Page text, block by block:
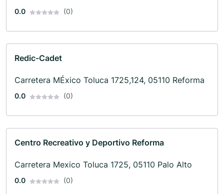
0.0 (0)
Redic-Cadet
Carretera MÉxico Toluca 1725,124, 05110 Reforma
0.0 (0)
Centro Recreativo y Deportivo Reforma
Carretera Mexico Toluca 1725, 05110 Palo Alto
0.0 (0)